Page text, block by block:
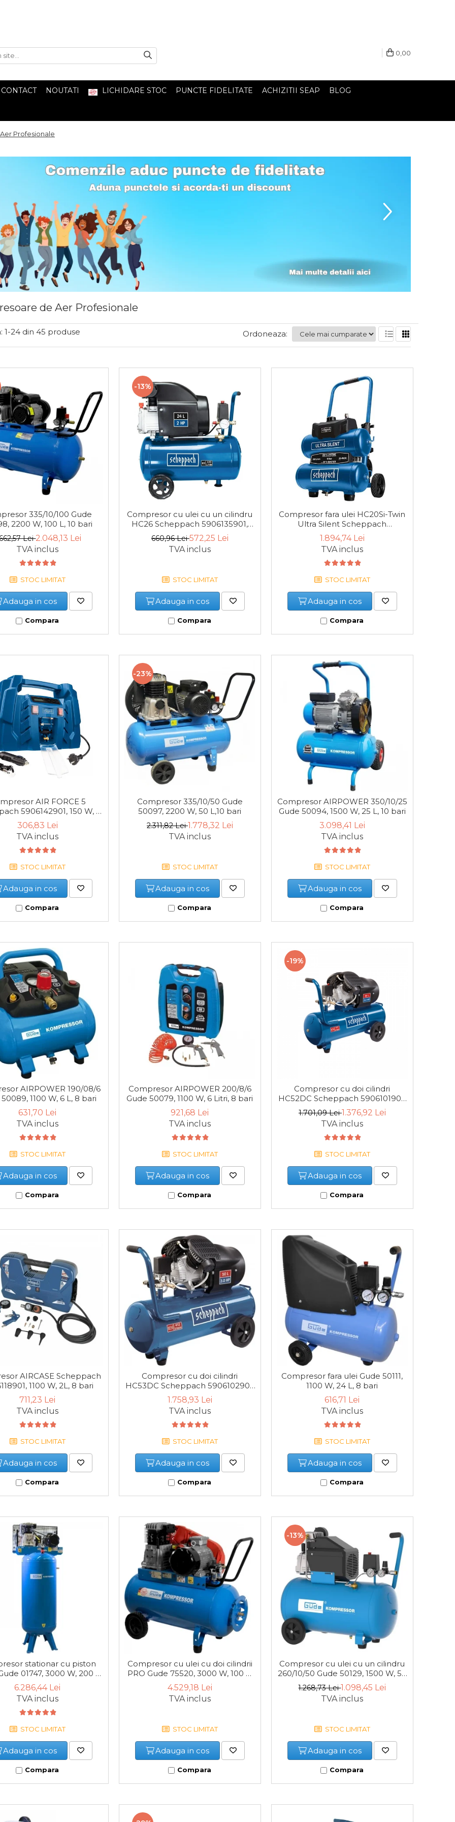
0,00
CONTACT NOUTATI LICHIDARE STOC PUNCTE FIDELITATE ACHIZITII SEAP BLOG
Profesionale
de Aer Profesionale
1-24 din 45 produse Ordoneaza:
335/10/100 Gude
2200 W, 100 L, 10 bari
Lei2.048,13 Lei
TVA inclus
STOC LIMITAT
Adauga in cos
Compara
-13%
Compresor cu ulei cu un cilindru
HC26 Scheppach 5906135901,
1500 W, 24 L, 8 bari
660,96 Lei572,25 Lei
TVA inclus
STOC LIMITAT
Adauga in cos
Compara
Compresor fara ulei HC20Si-Twin
Ultra Silent Scheppach
5906145901, 750 W, 10 bari
1.894,74 Lei
TVA inclus
STOC LIMITAT
Adauga in cos
Compara
AIR FORCE 5
5906142901, 150 W, 8
bari
306,83 Lei
TVA inclus
STOC LIMITAT
Adauga in cos
Compara
-23%
Compresor 335/10/50 Gude
50097, 2200 W, 50 L,10 bari
2.311,82 Lei1.778,32 Lei
TVA inclus
STOC LIMITAT
Adauga in cos
Compara
Compresor AIRPOWER 350/10/25
Gude 50094, 1500 W, 25 L, 10 bari
3.098,41 Lei
TVA inclus
STOC LIMITAT
Adauga in cos
Compara
AIRPOWER 190/08/6
1100 W, 6 L, 8 bari
631,70 Lei
TVA inclus
STOC LIMITAT
Adauga in cos
Compara
Compresor AIRPOWER 200/8/6
Gude 50079, 1100 W, 6 Litri, 8 bari
921,68 Lei
TVA inclus
STOC LIMITAT
Adauga in cos
Compara
-19%
Compresor cu doi cilindri
HC52DC Scheppach 5906101901,
2200 W, 50L, 8 bari
1.701,09 Lei1.376,92 Lei
TVA inclus
STOC LIMITAT
Adauga in cos
Compara
AIRCASE Scheppach
1100 W, 2L, 8 bari
711,23 Lei
TVA inclus
STOC LIMITAT
Adauga in cos
Compara
Compresor cu doi cilindri
HC53DC Scheppach 5906102901,
2200 W, 50L, 10 bari
1.758,93 Lei
TVA inclus
STOC LIMITAT
Adauga in cos
Compara
Compresor fara ulei Gude 50111,
1100 W, 24 L, 8 bari
616,71 Lei
TVA inclus
STOC LIMITAT
Adauga in cos
Compara
stationar cu piston
01747, 3000 W, 200 L,
10 bari
6.286,44 Lei
TVA inclus
STOC LIMITAT
Adauga in cos
Compara
Compresor cu ulei cu doi cilindrii
PRO Gude 75520, 3000 W, 100 L,
10 bari
4.529,18 Lei
TVA inclus
STOC LIMITAT
Adauga in cos
Compara
-13%
Compresor cu ulei cu un cilindru
260/10/50 Gude 50129, 1500 W, 50
L, 10 bari
1.268,73 Lei1.098,45 Lei
TVA inclus
STOC LIMITAT
Adauga in cos
Compara